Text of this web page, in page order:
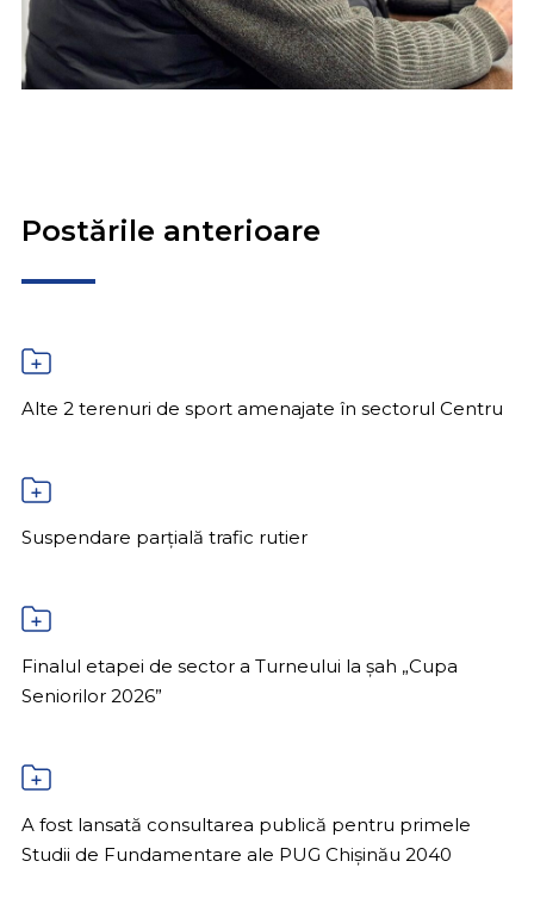
Postările anterioare
Alte 2 terenuri de sport amenajate în sectorul Centru
Suspendare parțială trafic rutier
Finalul etapei de sector a Turneului la șah „Cupa
Seniorilor 2026”
A fost lansată consultarea publică pentru primele
Studii de Fundamentare ale PUG Chișinău 2040